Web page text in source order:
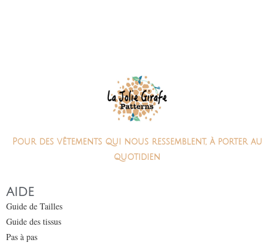
Pour des vêtements qui nous ressemblent, à porter au
quotidien
AIDE
Guide de Tailles
Guide des tissus
Pas à pas